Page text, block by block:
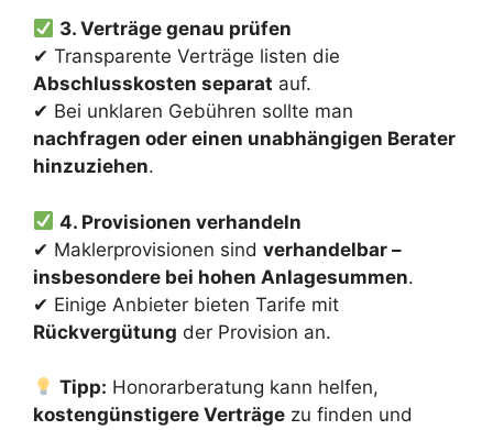
3. Verträge genau prüfen
✔ Transparente Verträge listen die
Abschlusskosten separat auf.
✔ Bei unklaren Gebühren sollte man
nachfragen oder einen unabhängigen Berater
hinzuziehen.
4. Provisionen verhandeln
✔ Maklerprovisionen sind verhandelbar –
insbesondere bei hohen Anlagesummen.
✔ Einige Anbieter bieten Tarife mit
Rückvergütung der Provision an.
Tipp: Honorarberatung kann helfen,
kostengünstigere Verträge zu finden und